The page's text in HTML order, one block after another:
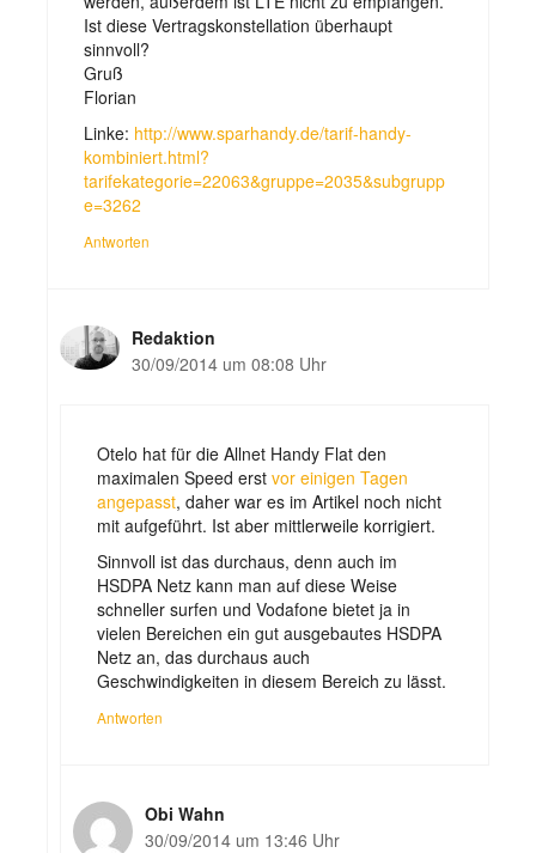
Ist diese Vertragskonstellation überhaupt
sinnvoll?
Gruß
Florian
Linke: http://www.sparhandy.de/tarif-handy-
kombiniert.html?
tarifekategorie=22063&gruppe=2035&subgrupp
e=3262
Antworten
Redaktion
30/09/2014 um 08:08 Uhr
Otelo hat für die Allnet Handy Flat den
maximalen Speed erst vor einigen Tagen
angepasst, daher war es im Artikel noch nicht
mit aufgeführt. Ist aber mittlerweile korrigiert.
Sinnvoll ist das durchaus, denn auch im
HSDPA Netz kann man auf diese Weise
schneller surfen und Vodafone bietet ja in
vielen Bereichen ein gut ausgebautes HSDPA
Netz an, das durchaus auch
Geschwindigkeiten in diesem Bereich zu lässt.
Antworten
Obi Wahn
30/09/2014 um 13:46 Uhr